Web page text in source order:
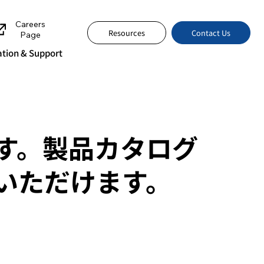
& Support
Careers
Page
Resources Contact Us
。製品カタログ
だけます。